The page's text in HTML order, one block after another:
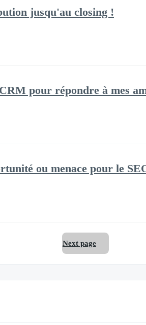
jusqu'au closing !
pour répondre à mes
ou menace pour le
Next page